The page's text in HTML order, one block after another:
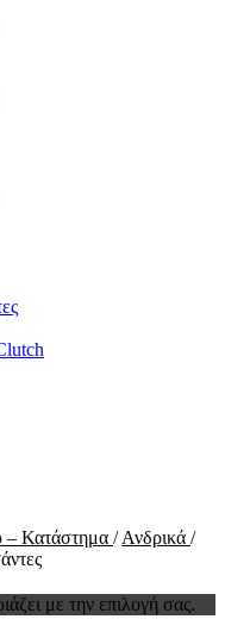
– Κατάστημα / Ανδρικά /
με την επιλογή σας.